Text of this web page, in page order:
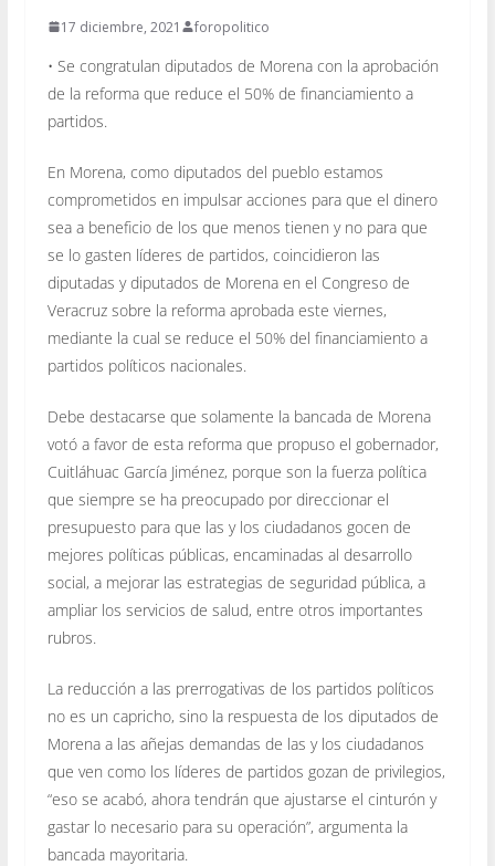
17 diciembre, 2021 foropolitico
• Se congratulan diputados de Morena con la aprobación
de la reforma que reduce el 50% de financiamiento a
partidos.
En Morena, como diputados del pueblo estamos
comprometidos en impulsar acciones para que el dinero
sea a beneficio de los que menos tienen y no para que
se lo gasten líderes de partidos, coincidieron las
diputadas y diputados de Morena en el Congreso de
Veracruz sobre la reforma aprobada este viernes,
mediante la cual se reduce el 50% del financiamiento a
partidos políticos nacionales.
Debe destacarse que solamente la bancada de Morena
votó a favor de esta reforma que propuso el gobernador,
Cuitláhuac García Jiménez, porque son la fuerza política
que siempre se ha preocupado por direccionar el
presupuesto para que las y los ciudadanos gocen de
mejores políticas públicas, encaminadas al desarrollo
social, a mejorar las estrategias de seguridad pública, a
ampliar los servicios de salud, entre otros importantes
rubros.
La reducción a las prerrogativas de los partidos políticos
no es un capricho, sino la respuesta de los diputados de
Morena a las añejas demandas de las y los ciudadanos
que ven como los líderes de partidos gozan de privilegios,
“eso se acabó, ahora tendrán que ajustarse el cinturón y
gastar lo necesario para su operación”, argumenta la
bancada mayoritaria.